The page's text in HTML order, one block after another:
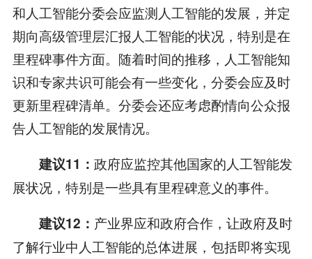
和人工智能分委会应监测人工智能的发展，并定
期向高级管理层汇报人工智能的状况，特别是在
里程碑事件方面。随着时间的推移，人工智能知
识和专家共识可能会有一些变化，分委会应及时
更新里程碑清单。分委会还应考虑酌情向公众报
告人工智能的发展情况。
建议11： 政府应监控其他国家的人工智能发
展状况，特别是一些具有里程碑意义的事件。
建议12： 产业界应和政府合作，让政府及时
了解行业中人工智能的总体进展，包括即将实现